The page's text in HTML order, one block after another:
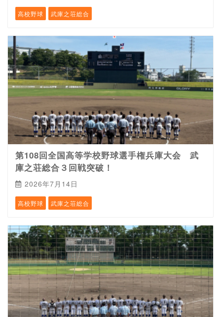
高校野球 武庫之荘総合
第108回全国高等学校野球選手権兵庫大会 武
庫之荘総合３回戦突破！
2026年7月14日
高校野球 武庫之荘総合